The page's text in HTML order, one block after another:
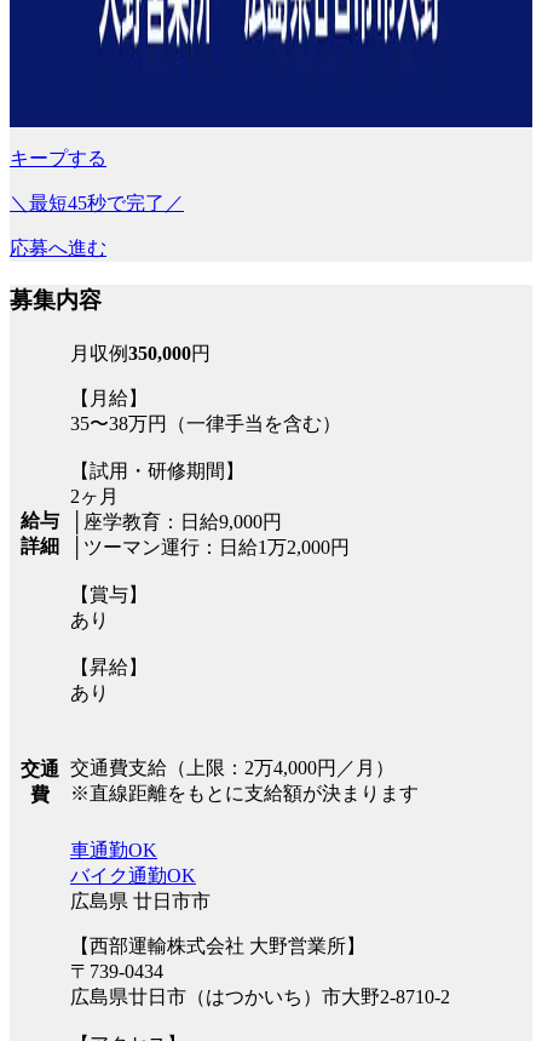
キープする
＼最短45秒で完了／
応募へ進む
募集内容
給与
詳細
月収例350,000円
【月給】
35〜38万円（一律手当を含む）
【試用・研修期間】
2ヶ月
│座学教育：日給9,000円
│ツーマン運行：日給1万2,000円
【賞与】
あり
【昇給】
あり
交通
費
交通費支給（上限：2万4,000円／月）
※直線距離をもとに支給額が決まります
車通勤OK
バイク通勤OK
広島県 廿日市市
【西部運輸株式会社 大野営業所】
〒739-0434
広島県廿日市（はつかいち）市大野2-8710-2